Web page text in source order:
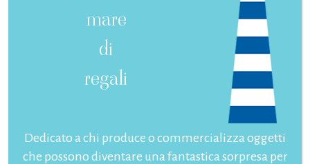
mare
di
regali
Dedicato a chi produce o commercializza oggetti
che possono diventare una fantastica sorpresa per